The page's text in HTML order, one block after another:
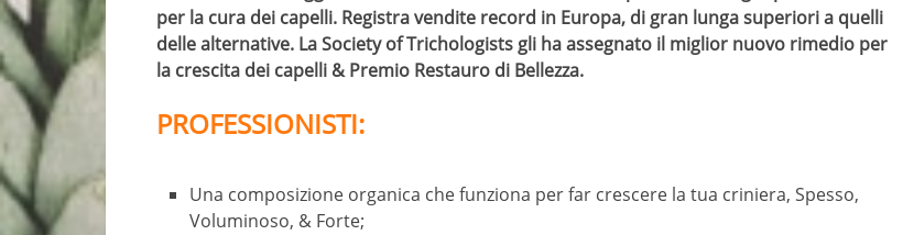
per la cura dei capelli. Registra vendite record in Europa, di gran lunga superiori a quelli
delle alternative. La Society of Trichologists gli ha assegnato il miglior nuovo rimedio per
la crescita dei capelli & Premio Restauro di Bellezza.
PROFESSIONISTI:
Una composizione organica che funziona per far crescere la tua criniera, Spesso,
Voluminoso, & Forte;